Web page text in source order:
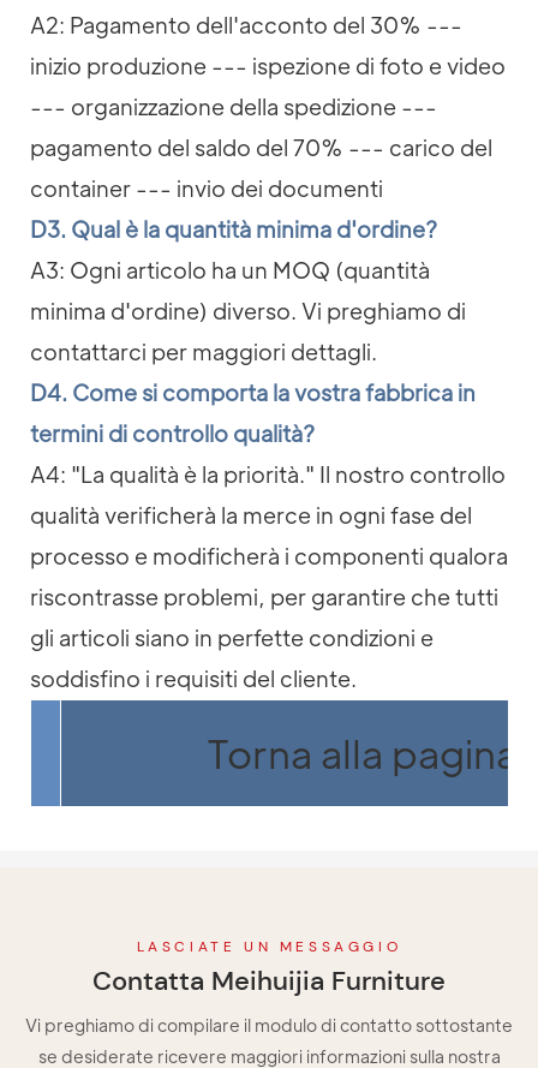
A2: Pagamento dell'acconto del 30% ---
inizio produzione --- ispezione di foto e video
--- organizzazione della spedizione ---
pagamento del saldo del 70% --- carico del
container --- invio dei documenti
D3. Qual è la quantità minima d'ordine?
A3: Ogni articolo ha un MOQ (quantità
minima d'ordine) diverso. Vi preghiamo di
contattarci per maggiori dettagli.
D4. Come si comporta la vostra fabbrica in
termini di controllo qualità?
A4: "La qualità è la priorità." Il nostro controllo
qualità verificherà la merce in ogni fase del
processo e modificherà i componenti qualora
riscontrasse problemi, per garantire che tutti
gli articoli siano in perfette condizioni e
soddisfino i requisiti del cliente.
Torna alla pagina
LASCIATE UN MESSAGGIO
Contatta Meihuijia Furniture
Vi preghiamo di compilare il modulo di contatto sottostante
se desiderate ricevere maggiori informazioni sulla nostra